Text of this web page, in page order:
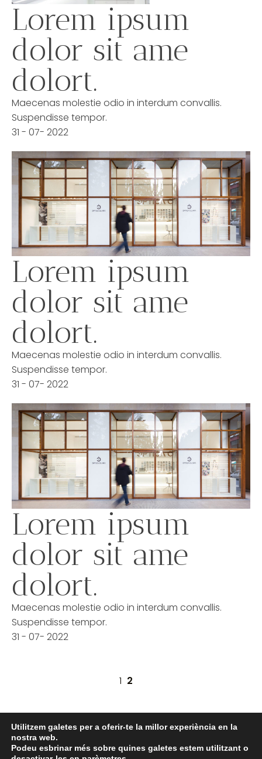
Lorem ipsum
dolor sit ame
dolort.
Maecenas molestie odio in interdum convallis.
Suspendisse tempor.
31 - 07- 2022
Lorem ipsum
dolor sit ame
dolort.
Maecenas molestie odio in interdum convallis.
Suspendisse tempor.
31 - 07- 2022
Lorem ipsum
dolor sit ame
dolort.
Maecenas molestie odio in interdum convallis.
Suspendisse tempor.
31 - 07- 2022
1 2
© COPYRIGHT 2022 ÒPTICA CLARÀ
Utilitzem galetes per a oferir-te la millor experiència en la
nostra web.
Podeu esbrinar més sobre quines galetes estem utilitzant o